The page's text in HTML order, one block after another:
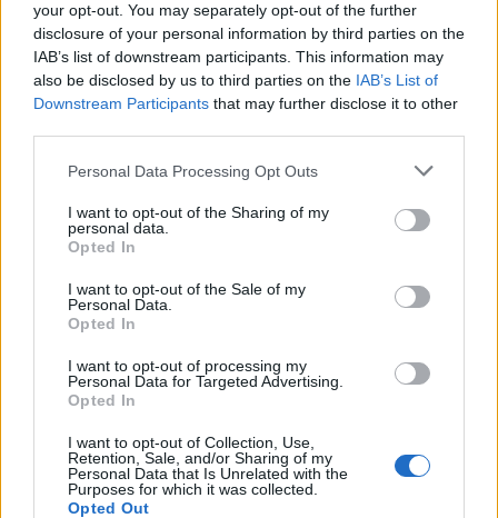
your opt-out. You may separately opt-out of the further
disclosure of your personal information by third parties on the
IAB’s list of downstream participants. This information may
also be disclosed by us to third parties on the IAB’s List of
Downstream Participants that may further disclose it to other
Please note that this website/app uses one or more Google
not limited to your visit or usage behaviour. You may click to
grant or deny consent to Google and its third-party tags to
use your data for below specified purposes in below Google
consent section.
Personal Data Processing Opt Outs
I want to opt-out of the Sharing of my
personal data.
Opted In
I want to opt-out of the Sale of my
Personal Data.
Opted In
I want to opt-out of processing my
Personal Data for Targeted Advertising.
Opted In
I want to opt-out of Collection, Use,
Retention, Sale, and/or Sharing of my
Personal Data that Is Unrelated with the
Purposes for which it was collected.
Opted Out
Σχόλια
2000 /2000
Προκηρύχθηκε ο
διαγωνισμός για τον τριπλό
κόμβο Σκαραμαγκά
Ford: Οδήγηση
μουσικής με την
Sound Edition